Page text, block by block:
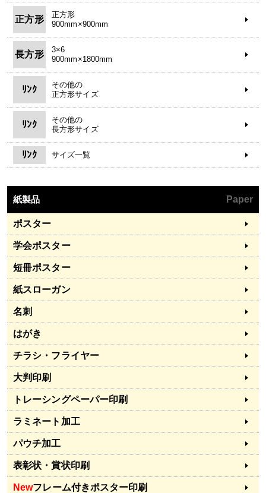
正方形
正方形
900mm×900mm
長方形
3×6
900mm×1800mm
ﾘﾝｸ
その他の
正方形サイズ
ﾘﾝｸ
その他の
長方形サイズ
ﾘﾝｸ サイズ一覧
紙製品 Paper
ポスター
学会ポスター
短冊ポスター
紙スローガン
名刺
はがき
チラシ・フライヤー
大判印刷
トレーシングペーパー印刷
ラミネート加工
パウチ加工
表彰状・賞状印刷
Newフレーム付きポスター印刷